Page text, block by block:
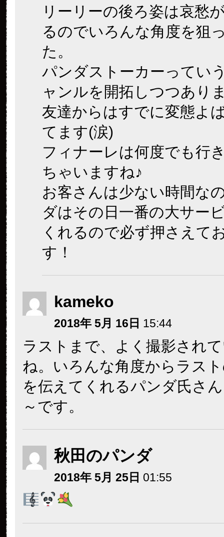
リーリーの後ろ姿は哀愁
るのでいろんな角度を狙
た。
パンダストーカーってい
ャンルを開拓しつつあり
友達からはすでに変態よ
てます(涙)
フィナーレは何度でも行
ちゃいますね♪
お客さんは少ない時間な
ダはその日一番の大サー
くれるので必ず押さえて
す！
kameko
2018年 5月 16日 15:44
ラストまで、よく撮影され
ね。いろんな角度からラス
を伝えてくれるパンダ氏さ
～です。
秋田のパンダ
2018年 5月 25日 01:55